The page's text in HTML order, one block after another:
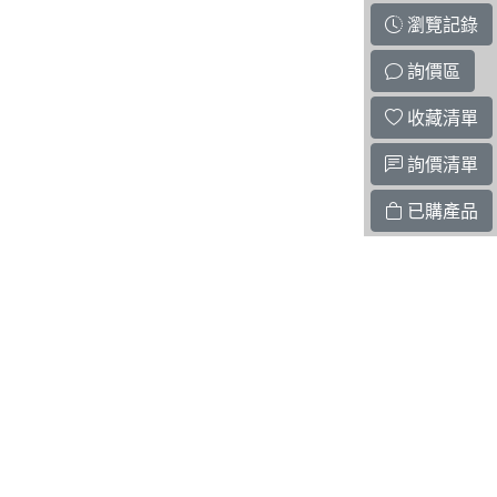
瀏覽記錄
詢價區
收藏清單
詢價清單
已購產品